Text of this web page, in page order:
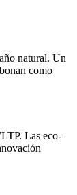
natural. Un
como
Las eco-